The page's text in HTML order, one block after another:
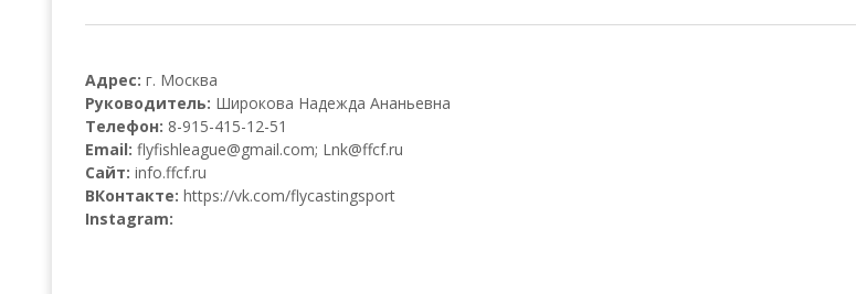
Адрес: г. Москва
Руководитель: Широкова Надежда Ананьевна
Телефон: 8-915-415-12-51
Email: flyfishleague@gmail.com; Lnk@ffcf.ru
Сайт: info.ffcf.ru
ВКонтакте: https://vk.com/flycastingsport
Instagram: